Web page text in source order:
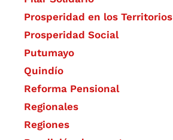
Prosperidad en los Territorios
Prosperidad Social
Putumayo
Quindío
Reforma Pensional
Regionales
Regiones